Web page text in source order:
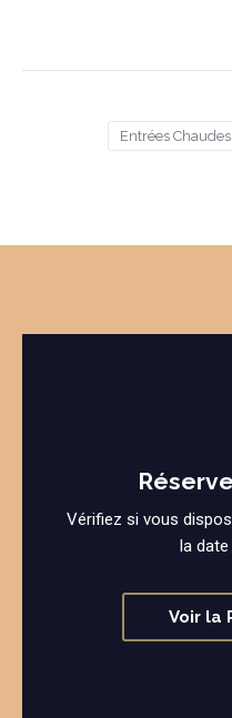
Entrées Chaudes
Vérifiez si vous
la
Voir la